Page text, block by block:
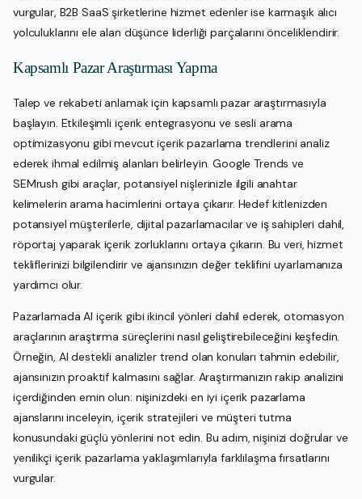
vurgular, B2B SaaS şirketlerine hizmet edenler ise karmaşık alıcı
yolculuklarını ele alan düşünce liderliği parçalarını önceliklendirir.
Kapsamlı Pazar Araştırması Yapma
Talep ve rekabeti anlamak için kapsamlı pazar araştırmasıyla
başlayın. Etkileşimli içerik entegrasyonu ve sesli arama
optimizasyonu gibi mevcut içerik pazarlama trendlerini analiz
ederek ihmal edilmiş alanları belirleyin. Google Trends ve
SEMrush gibi araçlar, potansiyel nişlerinizle ilgili anahtar
kelimelerin arama hacimlerini ortaya çıkarır. Hedef kitlenizden
potansiyel müşterilerle, dijital pazarlamacılar ve iş sahipleri dahil,
röportaj yaparak içerik zorluklarını ortaya çıkarın. Bu veri, hizmet
tekliflerinizi bilgilendirir ve ajansınızın değer teklifini uyarlamanıza
yardımcı olur.
Pazarlamada AI içerik gibi ikincil yönleri dahil ederek, otomasyon
araçlarının araştırma süreçlerini nasıl geliştirebileceğini keşfedin.
Örneğin, AI destekli analizler trend olan konuları tahmin edebilir,
ajansınızın proaktif kalmasını sağlar. Araştırmanızın rakip analizini
içerdiğinden emin olun: nişinizdeki en iyi içerik pazarlama
ajanslarını inceleyin, içerik stratejileri ve müşteri tutma
konusundaki güçlü yönlerini not edin. Bu adım, nişinizi doğrular ve
yenilikçi içerik pazarlama yaklaşımlarıyla farklılaşma fırsatlarını
vurgular.